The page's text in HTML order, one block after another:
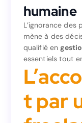
humaine
L’ignorance
mène à des
qualifié en
essentiels tout
t par
L’ignorance
assistant
forme vos
essentiels
t